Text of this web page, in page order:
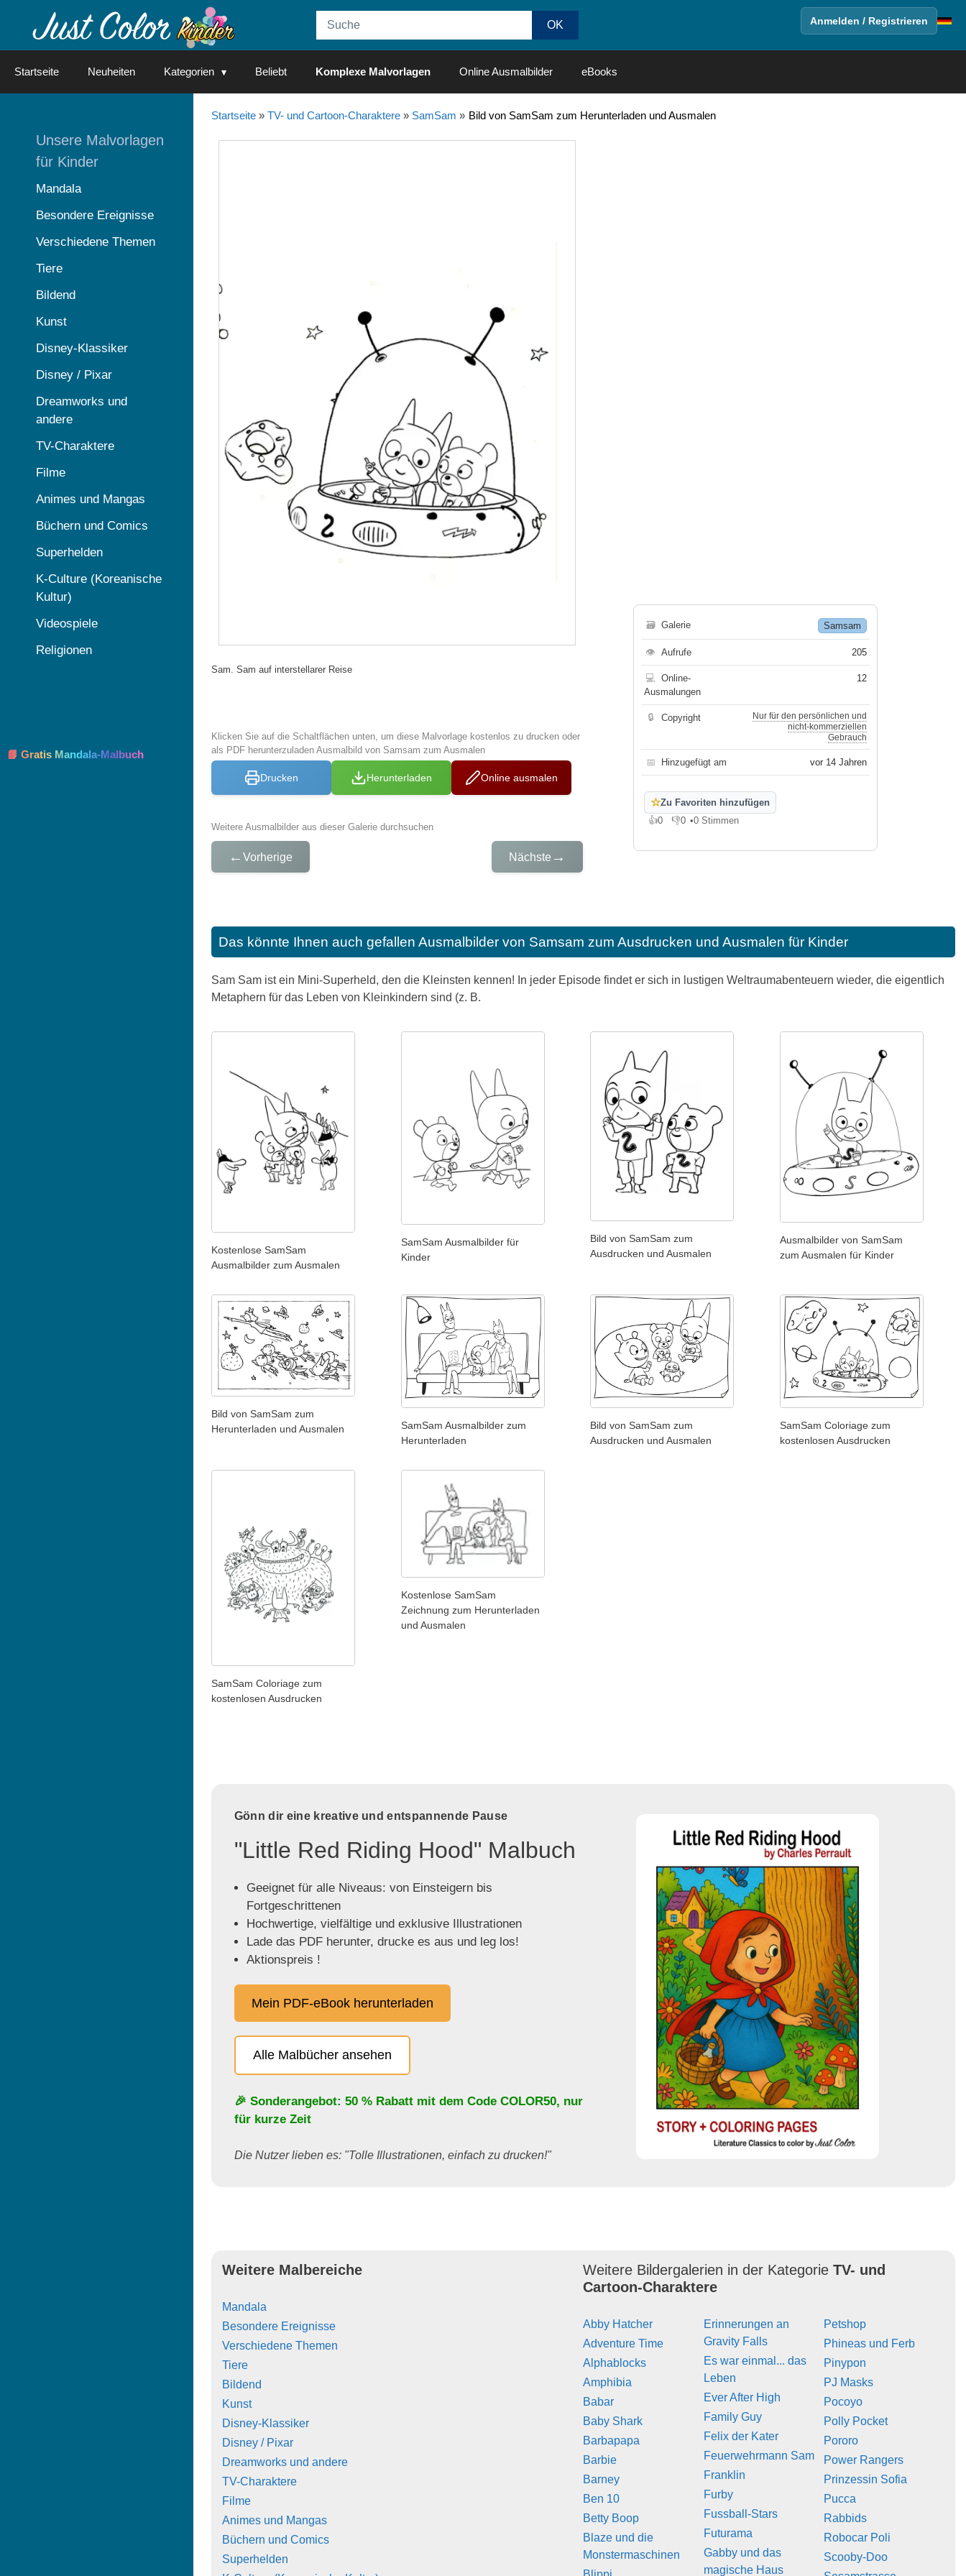
Anmelden / Registrieren
Startseite Neuheiten Kategorien Beliebt Komplexe Malvorlagen Online Ausmalbilder eBooks
Startseite» TV- und Cartoon-Charaktere» SamSam » Bild von SamSam zum Herunterladen und Ausmalen
Sam. Sam auf interstellarer Reise
Klicken Sie auf die Schaltflächen unten, um diese Malvorlage kostenlos zu drucken oder
als PDF herunterzuladen Ausmalbild von Samsam zum Ausmalen
Drucken Herunterladen Online ausmalen
Weitere Ausmalbilder aus dieser Galerie durchsuchen
← Vorherige Nächste →
🗃 Galerie Samsam
👁 Aufrufe 205
💻
Online-
Ausmalungen
12
🔒 Copyright
Nur für den persönlichen und
nicht-kommerziellen
Gebrauch
📅 Hinzugefügt am vor 14 Jahren
☆Zu Favoriten hinzufügen
👍0
Gefällt mir
👎0
Gefällt mir nicht
•0 Stimmen
Das könnte Ihnen auch gefallen Ausmalbilder von Samsam zum Ausdrucken und Ausmalen für Kinder
Sam Sam ist ein Mini-Superheld, den die Kleinsten kennen! In jeder Episode findet er sich in lustigen Weltraumabenteuern wieder, die eigentlich
Metaphern für das Leben von Kleinkindern sind (z. B.
Kostenlose SamSam
Ausmalbilder zum Ausmalen
SamSam Ausmalbilder für
Kinder
Bild von SamSam zum
Ausdrucken und Ausmalen
Ausmalbilder von SamSam
zum Ausmalen für Kinder
Bild von SamSam zum
Herunterladen und Ausmalen
SamSam Ausmalbilder zum
Herunterladen
Bild von SamSam zum
Ausdrucken und Ausmalen
SamSam Coloriage zum
kostenlosen Ausdrucken
SamSam Coloriage zum
kostenlosen Ausdrucken
Kostenlose SamSam
Zeichnung zum Herunterladen
und Ausmalen
Gönn dir eine kreative und entspannende Pause
"Little Red Riding Hood" Malbuch
Geeignet für alle Niveaus: von Einsteigern bis
Fortgeschrittenen
Hochwertige, vielfältige und exklusive Illustrationen
Lade das PDF herunter, drucke es aus und leg los!
Aktionspreis !
Mein PDF-eBook herunterladen
Alle Malbücher ansehen
🎉 Sonderangebot: 50 % Rabatt mit dem Code COLOR50, nur
für kurze Zeit
Die Nutzer lieben es: "Tolle Illustrationen, einfach zu drucken!"
Weitere Malbereiche
Mandala
Besondere Ereignisse
Verschiedene Themen
Tiere
Bildend
Kunst
Disney-Klassiker
Disney / Pixar
Dreamworks und andere
TV-Charaktere
Filme
Animes und Mangas
Büchern und Comics
Superhelden
Weitere Bildergalerien in der KategorieTV- und
Cartoon-Charaktere
Abby Hatcher
Adventure Time
Alphablocks
Amphibia
Babar
Baby Shark
Barbapapa
Barbie
Barney
Ben 10
Betty Boop
Blaze und die
Monstermaschinen
Erinnerungen an
Gravity Falls
Es war einmal... das
Leben
Ever After High
Family Guy
Felix der Kater
Feuerwehrmann Sam
Franklin
Furby
Fussball-Stars
Futurama
Gabby und das
magische Haus
Petshop
Phineas und Ferb
Pinypon
PJ Masks
Pocoyo
Polly Pocket
Pororo
Power Rangers
Prinzessin Sofia
Pucca
Rabbids
Robocar Poli
Scooby-Doo
Unsere Malvorlagen
für Kinder
Mandala
Besondere Ereignisse
Verschiedene Themen
Tiere
Bildend
Kunst
Disney-Klassiker
Disney / Pixar
Dreamworks und
andere
TV-Charaktere
Filme
Animes und Mangas
Büchern und Comics
Superhelden
K-Culture (Koreanische
Kultur)
Videospiele
Religionen
📘 Gratis Mandala-Malbuch